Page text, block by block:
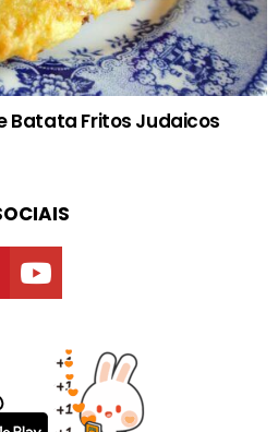
Batata Fritos Judaicos
youtube